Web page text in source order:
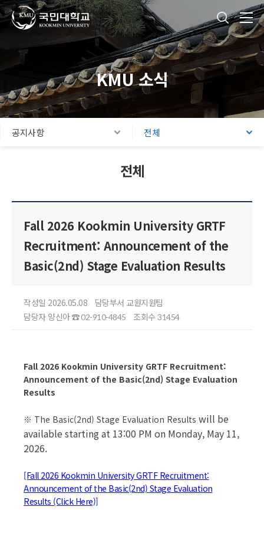
주메뉴 바로가기
본문내용 바로가기
푸터 바로가기
국민대학교
KMU 소식
공지사항 전체
전체
Fall 2026 Kookmin University GRTF
Recruitment: Announcement of the
Basic(2nd) Stage Evaluation Results
작성일 2026.05.08
담당부서 교원지원팀
담당자 양신아☎ 02-910-4845 조회수 31454
Fall 2026 Kookmin University GRTF Recruitment:
Announcement of the Basic(2nd) Stage Evaluation
Results
※ The Basic(2nd) Stage Evaluation Results will be
available starting at 13:00 PM on Monday, May 11,
2026.
[Fall 2026 Kookmin University GRTF Recruitment:
Announcement of the Basic(2nd) Stage Evaluation
Results (Click Here)]